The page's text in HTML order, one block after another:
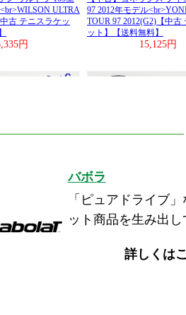
バボラ
「ピュアドライブ
ット商品を生み出し
詳しくは